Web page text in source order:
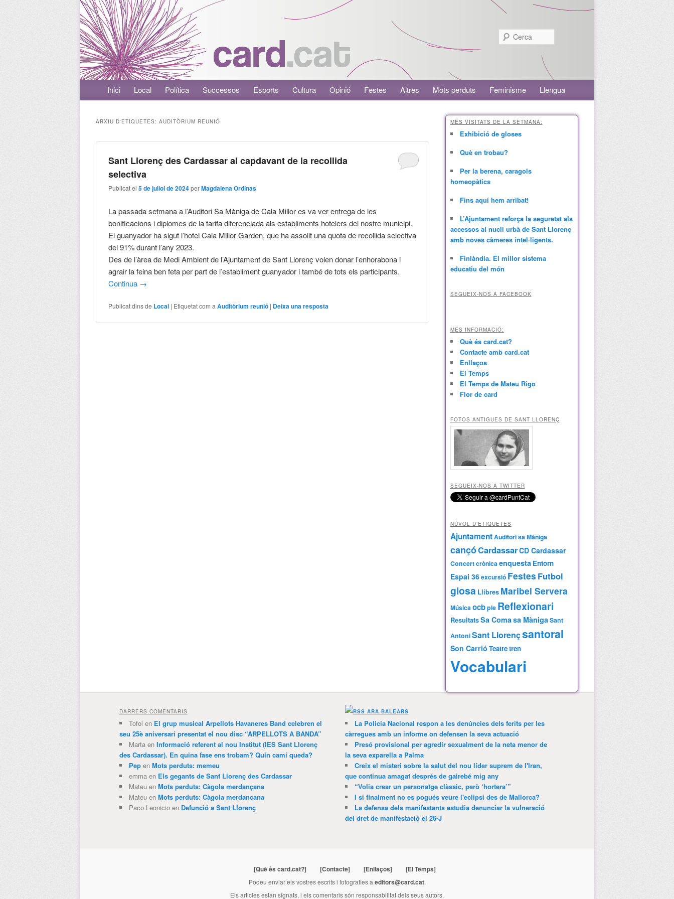
Menú principalAneu al contingut principal
Aneu al contingut secundari
Inici Local Política Successos Esports Cultura Opinió Festes Altres Mots perduts Feminisme Llengua
ARXIU D'ETIQUETES: AUDITÒRIUM REUNIÓ
Sant Llorenç des Cardassar al capdavant de la recollida
selectiva
Publicat el5 de juliol de 2024perMagdalena Ordinas
La passada setmana a l’Auditori Sa Màniga de Cala Millor es va ver entrega de les
bonificacions i diplomes de la tarifa diferenciada als establiments hotelers del nostre municipi.
El guanyador ha sigut l’hotel Cala Millor Garden, que ha assolit una quota de recollida selectiva
del 91% durant l’any 2023.
Des de l’àrea de Medi Ambient de l’Ajuntament de Sant Llorenç volen donar l’enhorabona i
agrair la feina ben feta per part de l’establiment guanyador i també de tots els participants.
Continua →
Publicat dins de Local | Etiquetat com a Auditòrium reunió | Deixa una resposta
MÉS VISITATS DE LA SETMANA:
Exhibició de gloses
Què en trobau?
Per la berena, caragols
homeopàtics
Fins aquí hem arribat!
L’Ajuntament reforça la seguretat als
accessos al nucli urbà de Sant Llorenç
amb noves càmeres intel·ligents.
Finlàndia. El millor sistema
educatiu del món
SEGUEIX-NOS A FACEBOOK
MÉS INFORMACIÓ:
Què és card.cat?
Contacte amb card.cat
Enllaços
El Temps
El Temps de Mateu Rigo
Flor de card
FOTOS ANTIGUES DE SANT LLORENÇ
SEGUEIX-NOS A TWITTER
NÚVOL D’ETIQUETES
AjuntamentAuditori sa Màniga
cançóCardassarCD Cardassar
Concertcrònicaenquesta Entorn
Espai 36excursió Festes Futbol
glosa Llibres Maribel Servera
Músicaocbple Reflexionari
ResultatsSa Comasa MànigaSant
AntoniSant Llorençsantoral
Son Carrió Teatretren
Vocabulari
DARRERS COMENTARIS
Tofol en El grup musical Arpellots Havaneres Band celebren el
seu 25è aniversari presentat el nou disc “ARPELLOTS A BANDA”
Martaen Informació referent al nou Institut (IES Sant Llorenç
des Cardassar). En quina fase ens trobam? Quin camí queda?
Pepen Mots perduts: memeu
emmaen Els gegants de Sant Llorenç des Cardassar
Mateuen Mots perduts: Càgola merdançana
Mateuen Mots perduts: Càgola merdançana
Paco Leonicioen Defunció a Sant Llorenç
ARA BALEARS
La Policia Nacional respon a les denúncies dels ferits per les
càrregues amb un informe on defensen la seva actuació
Presó provisional per agredir sexualment de la neta menor de
la seva exparella a Palma
Creix el misteri sobre la salut del nou líder suprem de l'Iran,
que continua amagat després de gairebé mig any
“Volia crear un personatge clàssic, però ‘hortera’”
I si finalment no es pogués veure l'eclipsi des de Mallorca?
La defensa dels manifestants estudia denunciar la vulneració
del dret de manifestació el 26-J
[Què és card.cat?] [Contacte] [Enllaços] [El Temps]
Podeu enviar els vostres escrits i fotografies a editors@card.cat.
Els articles estan signats, i els comentaris són responsabilitat dels seus autors.